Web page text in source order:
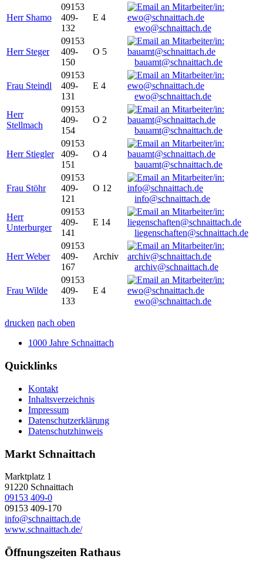
Herr Shamo
09153
409-
132
E 4
ewo@schnaittach.de
Herr Steger
09153
409-
150
O 5
bauamt@schnaittach.de
Frau Steindl
09153
409-
131
E 4
ewo@schnaittach.de
Herr
Stellmach
09153
409-
154
O 2
bauamt@schnaittach.de
Herr Stiegler
09153
409-
151
O 4
bauamt@schnaittach.de
Frau Stöhr
09153
409-
121
O 12
info@schnaittach.de
Herr
Unterburger
09153
409-
141
E 14
liegenschaften@schnaittach.de
Herr Weber
09153
409-
167
Archiv
archiv@schnaittach.de
Frau Wilde
09153
409-
133
E 4
ewo@schnaittach.de
drucken nach oben
1000 Jahre Schnaittach
Quicklinks
Kontakt
Inhaltsverzeichnis
Impressum
Datenschutzerklärung
Datenschutzhinweis
Markt Schnaittach
Marktplatz 1
91220 Schnaittach
09153 409-0
09153 409-170
info@schnaittach.de
www.schnaittach.de/
Öffnungszeiten Rathaus